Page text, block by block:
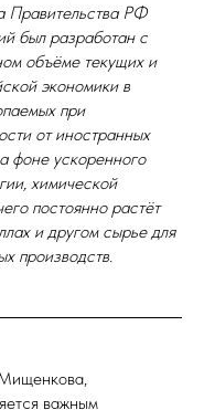
Правительства РФ
был разработан с
объёме текущих и
экономики в
при
от иностранных
фоне ускоренного
химической
постоянно растёт
и другом сырье для
производств.
важным